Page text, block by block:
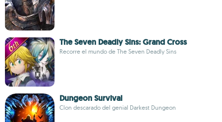
The Seven Deadly Sins: Grand Cross
Recorre el mundo de The Seven Deadly Sins
Dungeon Survival
Clon descarado del genial Darkest Dungeon